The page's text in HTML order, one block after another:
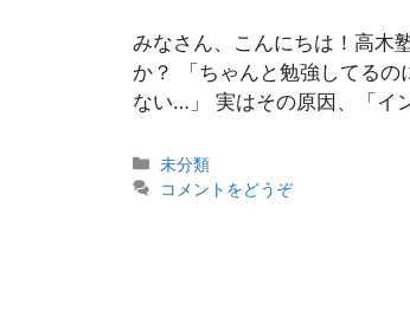
みなさん、こんにちは！高木
か？ 「ちゃんと勉強してる
ない…」 実はその原因、「イ
カ
テ
未分類
コメントをどうぞ